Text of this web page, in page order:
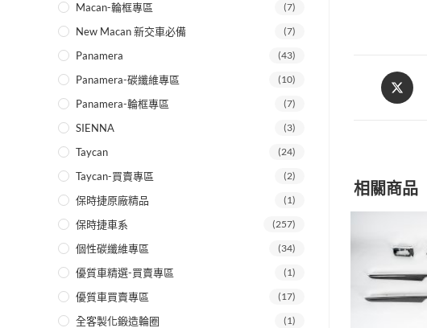
Opens
in
相關商品
Macan-輪框專區 (7)
New Macan 新交車必備 (7)
Panamera (43)
Panamera-碳纖維專區 (10)
Panamera-輪框專區 (7)
SIENNA (3)
Taycan (24)
Taycan-買賣專區 (2)
保時捷原廠精品 (1)
保時捷車系 (257)
個性碳纖維專區 (34)
優質車精選-買賣專區 (1)
優質車買賣專區 (17)
全客製化鍛造輪圈 (1)